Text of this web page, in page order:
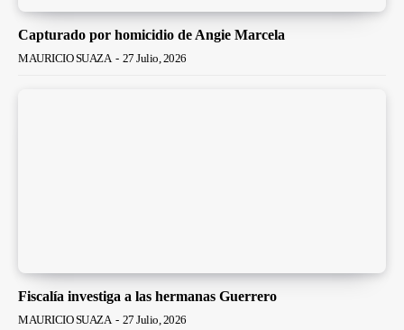
Capturado por homicidio de Angie Marcela
MAURICIO SUAZA - 27 Julio, 2026
Fiscalía investiga a las hermanas Guerrero
MAURICIO SUAZA - 27 Julio, 2026